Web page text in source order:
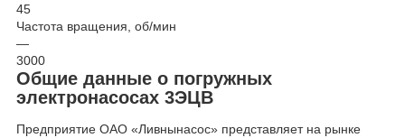
45
Частота вращения, об/мин
—
3000
Общие данные о погружных
электронасосах 3ЭЦВ
Предприятие ОАО «Ливнынасос» представляет на рынке